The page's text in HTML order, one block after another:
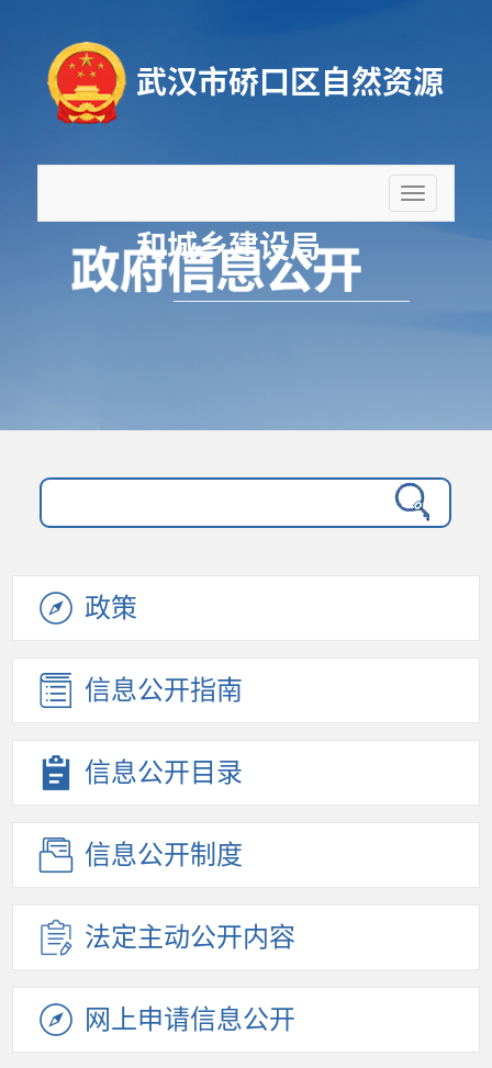
武汉市硚口区自然资源
和城乡建设局
折
叠
政策
信息公开指南
信息公开 目录
信息公开制度
法定主动公开内容
网上申请信息公开